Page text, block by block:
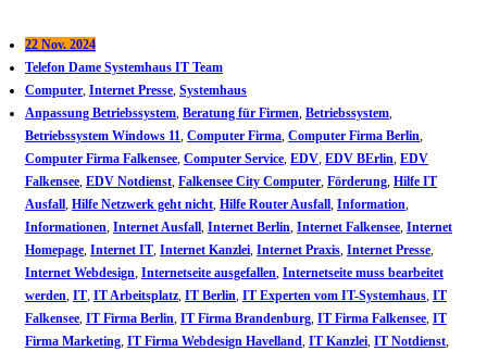
22 Nov. 2024
Telefon Dame Systemhaus IT Team
Computer Internet Presse Systemhaus
Anpassung Betriebssystem Beratung für Firmen Betriebssystem
Betriebssystem Windows 11 Computer Firma Computer Firma Berlin
Computer Firma Falkensee Computer Service EDV EDV BErlin EDV
Falkensee EDV Notdienst Falkensee City Computer Förderung Hilfe IT
Ausfall Hilfe Netzwerk geht nicht Hilfe Router Ausfall Information
Informationen Internet Ausfall Internet Berlin Internet Falkensee Internet
Homepage Internet IT Internet Kanzlei Internet Praxis Internet Presse
Internet Webdesign Internetseite ausgefallen Internetseite muss bearbeitet
werden IT IT Arbeitsplatz IT Berlin IT Experten vom IT-Systemhaus IT
Falkensee IT Firma Berlin IT Firma Brandenburg IT Firma Falkensee IT
Firma Marketing IT Firma Webdesign Havelland IT Kanzlei IT Notdienst